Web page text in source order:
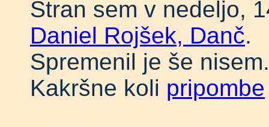
Stran sem v nedeljo,
Daniel Rojšek, Danč.
Spremenil je še nisem.
Kakršne koli pripombe